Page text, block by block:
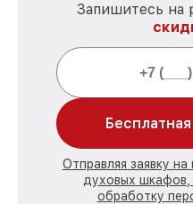
Запишитесь на
Отправляя заявку
духовых шкафов,
обработку